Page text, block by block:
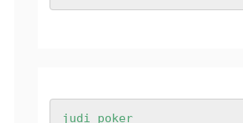
judi poker